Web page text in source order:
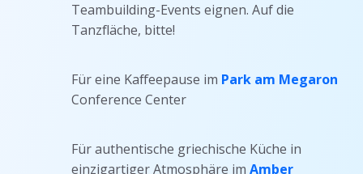
Teambuilding-Events eignen. Auf die
Tanzfläche, bitte!
Für eine Kaffeepause im Park am Megaron
Conference Center
Für authentische griechische Küche in
einzigartiger Atmosphäre im Amber